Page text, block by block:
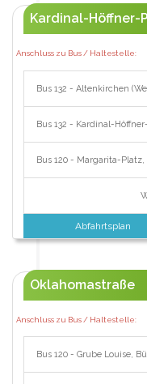
Kardinal-Höffner-
Anschluss zu Bus / Haltestelle:
Bus 132 - Altenkirchen
Bus 132 - Kardinal-
Bus 120 - Margarita-
Abfahrtsplan
Oklahomastraße
Anschluss zu Bus / Haltestelle:
Bus 120 - Grube Louise,